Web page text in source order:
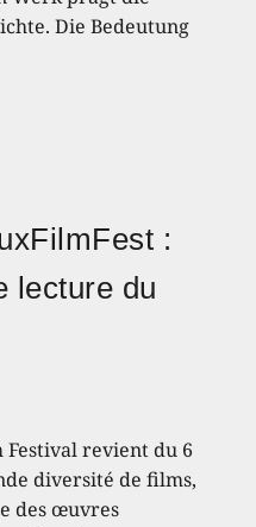
Die Bedeutung
:
lecture du
revient du 6
diversité de films,
des œuvres